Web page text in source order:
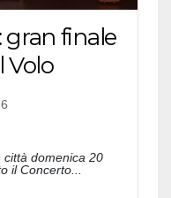
gran finale
Volo
città domenica 20
il Concerto...